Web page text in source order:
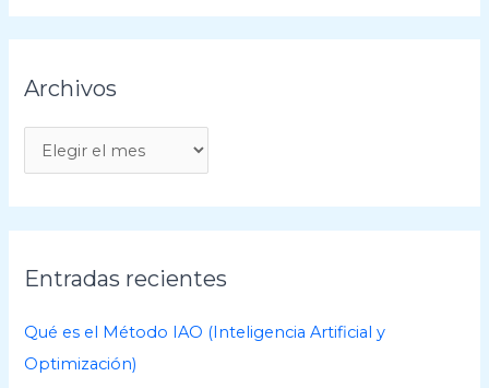
Archivos
r
c
h
i
o
s
Entradas recientes
Qué es el Método IAO (Inteligencia Artificial y
Optimización)